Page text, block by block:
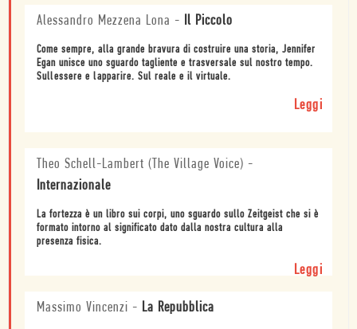
Alessandro Mezzena Lona - Il Piccolo
Come sempre, alla grande bravura di costruire una storia, Jennifer
Egan unisce uno sguardo tagliente e trasversale sul nostro tempo.
Sullessere e lapparire. Sul reale e il virtuale.
Leggi
Theo Schell-Lambert (The Village Voice) -
Internazionale
La fortezza è un libro sui corpi, uno sguardo sullo Zeitgeist che si è
formato intorno al significato dato dalla nostra cultura alla
presenza fisica.
Leggi
Massimo Vincenzi - La Repubblica